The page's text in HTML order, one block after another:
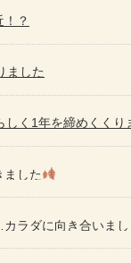
？
ました
く1年を締めくくり
ました
ラダに向き合いまし